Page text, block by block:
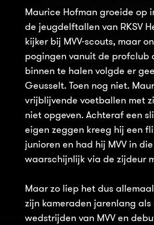
Maurice Hofman groeide op
de jeugdelftallen van RKSV
kijker bij MVV-scouts, maar
pogingen vanuit de profclub
binnen te halen volgde er
Geusselt. Toen nog niet.
vrijblijvende voetballen met
niet opgeven. Achteraf een
eigen zeggen kreeg hij een
junioren en had hij MVV in
waarschijnlijk via de zijdeur
Maar zo liep het dus
zijn kameraden jarenlang
wedstrijden van MVV en